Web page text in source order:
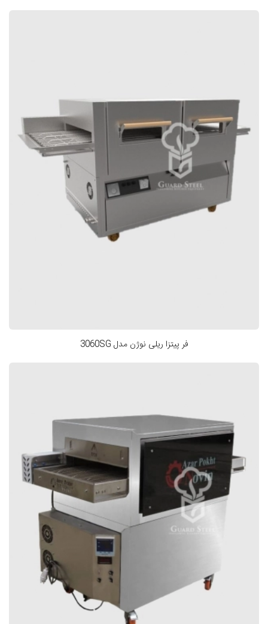
فر پیتزا ریلی نوژن مدل 3060SG